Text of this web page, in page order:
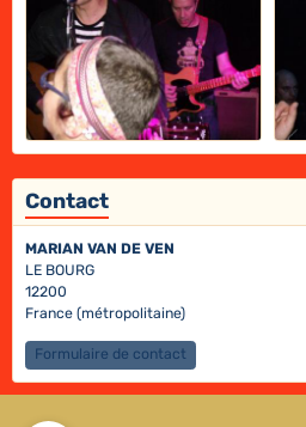
Contact
MARIAN VAN DE VEN
LE BOURG
12200
France (métropolitaine)
Formulaire de contact